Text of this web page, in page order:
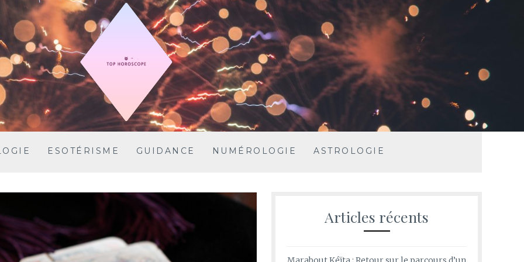
ESOTÉRISME GUIDANCE NUMÉROLOGIE ASTROLOGIE
Articles récents